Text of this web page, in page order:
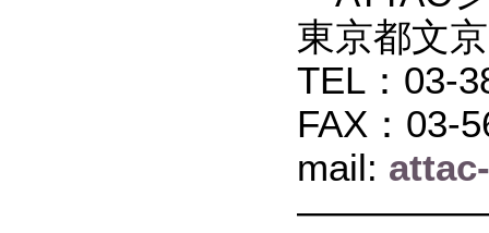
東京都文
TEL：03-
FAX：03-
mail: